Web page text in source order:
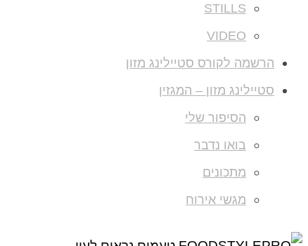
STILLS
VIDEO
הרשמה לקורס סטיילינג מזון
סטיילינג מזון – המגזין
הסיפור שלי
בואו נדבר
מתכונים
מגשי אירוח